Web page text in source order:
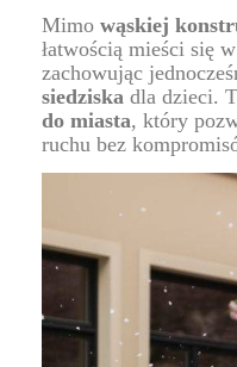
Mimo wąskiej
łatwością mieści się
zachowując
siedziska dla dzieci.
do miasta, który
ruchu bez